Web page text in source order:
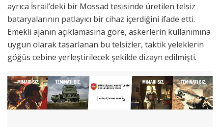
ayrıca İsrail’deki bir Mossad tesisinde üretilen telsiz
bataryalarının patlayıcı bir cihaz içerdiğini ifade etti.
Emekli ajanın açıklamasına göre, askerlerin kullanımına
uygun olarak tasarlanan bu telsizler, taktik yeleklerin
göğüs cebine yerleştirilecek şekilde dizayn edilmişti.